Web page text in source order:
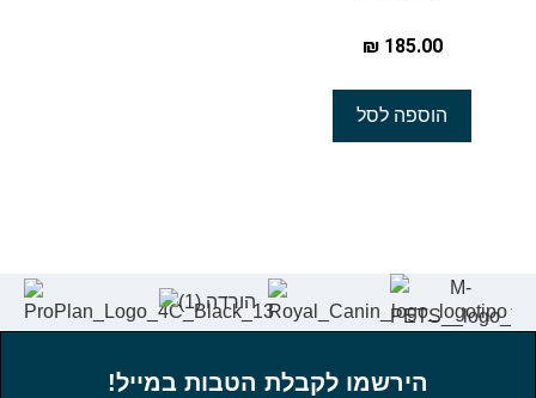
₪185.00
הוספה לסל
הירשמו לקבלת הטבות במייל!